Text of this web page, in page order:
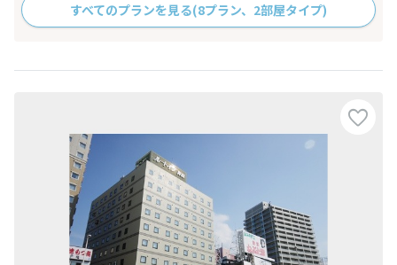
すべてのプランを見る(8プラン、2部屋タイプ)